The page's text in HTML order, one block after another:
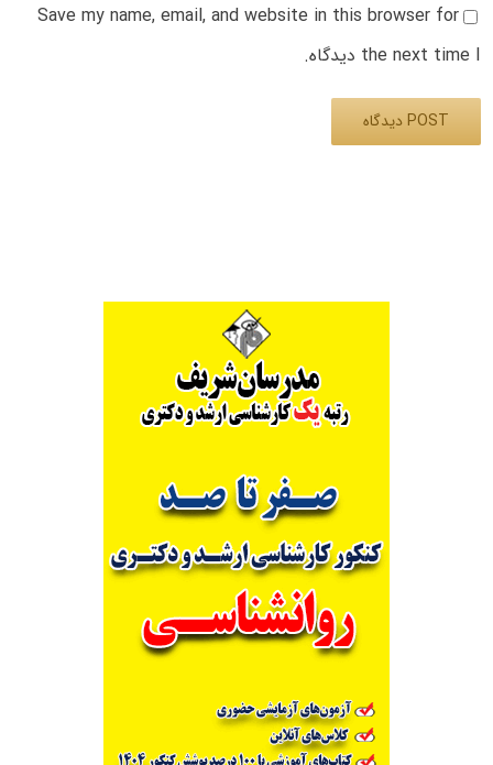
Save my name, email, and website in this browser for
the next time I دیدگاه.